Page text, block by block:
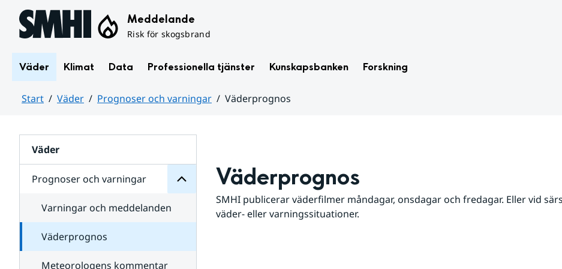
Hoppa till sidans innehåll Meddelande
Risk för skogsbrand
Väder Klimat Data Professionella tjänster Kunskapsbanken Forskning
Start Väder Prognoser och varningar
Väderprognos
Väder
Prognoser och varningar
för
varningar
Varningar och meddelanden
Väderprognos
Meteorologens kommentar
Väderprognos
SMHI publicerar väderfilmer måndagar, onsdagar och fredagar. Eller vid
väder- eller varningssituationer.